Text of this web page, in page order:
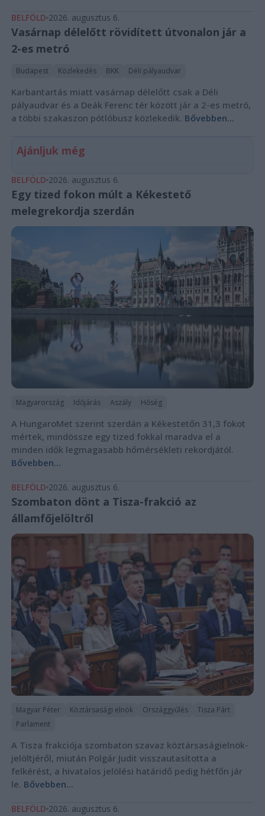
BELFÖLD 2026. augusztus 6.
Vasárnap délelőtt rövidített útvonalon jár a
2-es metró
Budapest Közlekedés BKK Déli pályaudvar
Karbantartás miatt vasárnap délelőtt csak a Déli
pályaudvar és a Deák Ferenc tér között jár a 2-es metró,
a többi szakaszon pótlóbusz közlekedik. Bővebben...
Ajánljuk még
BELFÖLD 2026. augusztus 6.
Egy tized fokon múlt a Kékestető
melegrekordja szerdán
Magyarország Időjárás Aszály Hőség
A HungaroMet szerint szerdán a Kékestetőn 31,3 fokot
mértek, mindössze egy tized fokkal maradva el a
minden idők legmagasabb hőmérsékleti rekordjától.
Bővebben...
BELFÖLD 2026. augusztus 6.
Szombaton dönt a Tisza-frakció az
államfőjelöltről
Magyar Péter Köztársasági elnök Országgyűlés
Tisza Párt
Parlament
A Tisza frakciója szombaton szavaz köztársaságielnök-
jelöltjéről, miután Polgár Judit visszautasította a
felkérést, a hivatalos jelölési határidő pedig hétfőn jár
le. Bővebben...
BELFÖLD 2026. augusztus 6.